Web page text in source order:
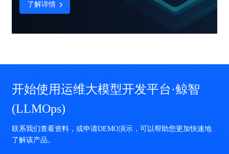
了解详情
开始使用运维大模型开发平台·鲸智
(LLMOps)
联系我们查看资料，或申请DEMO演示，可以帮助您更加快速地
了解该产品。